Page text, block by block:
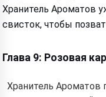
Хранитель Ароматов
свисток, чтобы
Глава 9: Розовая
Хранитель Ароматов